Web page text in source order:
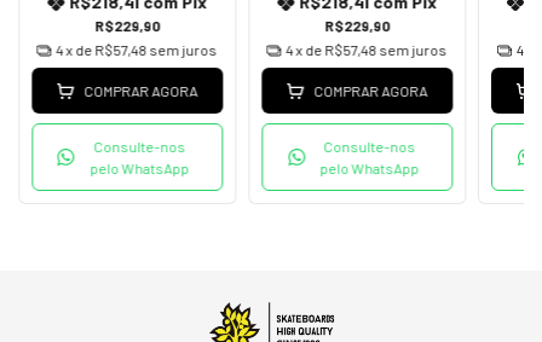
R$229,90
4x de R$57,48 sem juros
COMPRAR AGORA
Consulte-nos
pelo WhatsApp
R$229,90
4x de R$57,48 sem juros
COMPRAR AGORA
Consulte-nos
pelo WhatsApp
4